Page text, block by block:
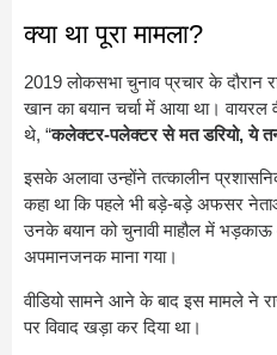
क्या था पूरा मामला?
2019 लोकसभा चुनाव प्रचार के
खान का बयान चर्चा में आया था। वायरल
थे, “कलेक्टर-पलेक्टर से मत डरियो, ये
इसके अलावा उन्होंने तत्कालीन
कहा था कि पहले भी बड़े-बड़े अफसर
उनके बयान को चुनावी माहौल में भड़काऊ
अपमानजनक माना गया।
वीडियो सामने आने के बाद इस मामले ने
पर विवाद खड़ा कर दिया था।